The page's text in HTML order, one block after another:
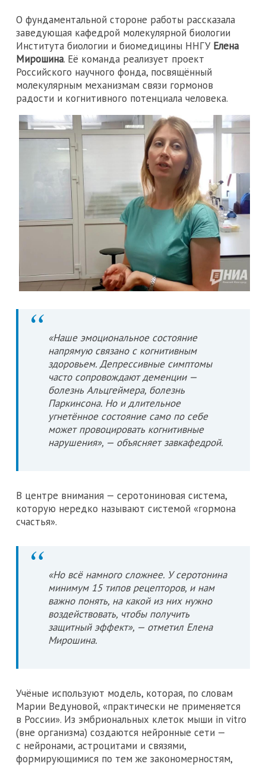
О фундаментальной стороне работы рассказала
заведующая кафедрой молекулярной биологии
Института биологии и биомедицины ННГУ Елена
Мирошина. Её команда реализует проект
Российского научного фонда, посвящённый
молекулярным механизмам связи гормонов
радости и когнитивного потенциала человека.
«Наше эмоциональное состояние
напрямую связано с когнитивным
здоровьем. Депрессивные симптомы
часто сопровождают деменции —
болезнь Альцгеймера, болезнь
Паркинсона. Но и длительное
угнетённое состояние само по себе
может провоцировать когнитивные
нарушения», — объясняет завкафедрой.
В центре внимания — серотониновая система,
которую нередко называют системой «гормона
счастья».
«Но всё намного сложнее. У серотонина
минимум 15 типов рецепторов, и нам
важно понять, на какой из них нужно
воздействовать, чтобы получить
защитный эффект», — отметил Елена
Мирошина.
Учёные используют модель, которая, по словам
Марии Ведуновой, «практически не применяется
в России». Из эмбриональных клеток мыши in vitro
(вне организма) создаются нейронные сети —
с нейронами, астроцитами и связями,
формирующимися по тем же закономерностям,